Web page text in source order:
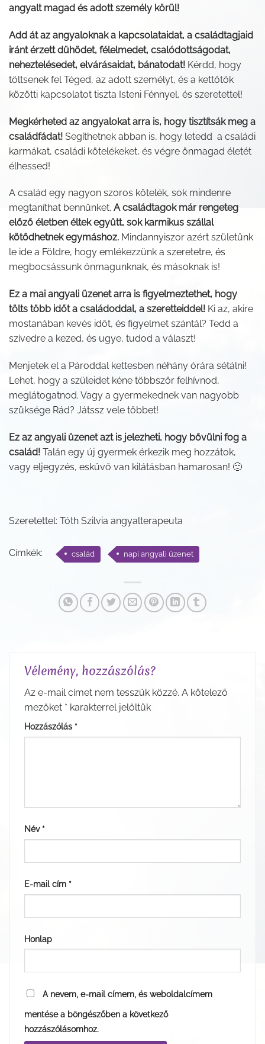
angyalt magad és adott személy körül!
Add át az angyaloknak a kapcsolataidat, a családtagjaid
iránt érzett dühödet, félelmedet, csalódottságodat,
neheztelésedet, elvárásaidat, bánatodat! Kérdd, hogy
töltsenek fel Téged, az adott személyt, és a kettőtök
közötti kapcsolatot tiszta Isteni Fénnyel, és szeretettel!
Megkérheted az angyalokat arra is, hogy tisztítsák meg a
családfádat! Segíthetnek abban is, hogy letedd a családi
karmákat, családi kötelékeket, és végre önmagad életét
élhessed!
A család egy nagyon szoros kötelék, sok mindenre
megtaníthat bennünket. A családtagok már rengeteg
előző életben éltek együtt, sok karmikus szállal
kötődhetnek egymáshoz. Mindannyiszor azért születünk
le ide a Földre, hogy emlékezzünk a szeretetre, és
megbocsássunk önmagunknak, és másoknak is!
Ez a mai angyali üzenet arra is figyelmeztethet, hogy
tölts több időt a családoddal, a szeretteiddel! Ki az, akire
mostanában kevés időt, és figyelmet szántál? Tedd a
szívedre a kezed, és ugye, tudod a választ!
Menjetek el a Pároddal kettesben néhány órára sétálni!
Lehet, hogy a szüleidet kéne többször felhívnod,
meglátogatnod. Vagy a gyermekednek van nagyobb
szüksége Rád? Játssz vele többet!
Ez az angyali üzenet azt is jelezheti, hogy bővülni fog a
család! Talán egy új gyermek érkezik meg hozzátok,
vagy eljegyzés, esküvő van kilátásban hamarosan! 🙂
Szeretettel: Tóth Szilvia angyalterapeuta
Címkék: család napi angyali üzenet
Vélemény, hozzászólás?
Az e-mail címet nem tesszük közzé. A kötelező
mezőket * karakterrel jelöltük
Hozzászólás *
Név *
E-mail cím *
Honlap
A nevem, e-mail címem, és weboldalcímem
mentése a böngészőben a következő
hozzászólásomhoz.